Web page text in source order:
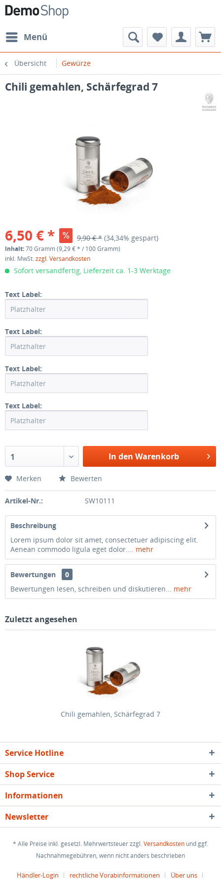
Menü
Übersicht Gewürze
Chili gemahlen, Schärfegrad 7
6,50 € * 9,90 € * (34,34% gespart)
Inhalt:70 Gramm (9,29 € * / 100 Gramm)
inkl. MwSt.zzgl. Versandkosten
Sofort versandfertig, Lieferzeit ca. 1-3 Werktage
Text Label:
Text Label:
Text Label:
Text Label:
1 In den Warenkorb
Merken Bewerten
Artikel-Nr.: SW10111
Beschreibung
Lorem ipsum dolor sit amet, consectetuer adipiscing elit.
Aenean commodo ligula eget dolor.... mehr
Bewertungen
0
Bewertungen lesen, schreiben und diskutieren... mehr
Zuletzt angesehen
Chili gemahlen, Schärfegrad 7
Service Hotline
Shop Service
Informationen
Newsletter
* Alle Preise inkl. gesetzl. Mehrwertsteuer zzgl.Versandkosten und ggf.
Nachnahmegebühren, wenn nicht anders beschrieben
Händler-Login rechtliche Vorabinformationen Über uns